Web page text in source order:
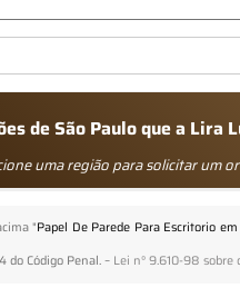
de São Paulo que a Lira
uma região para solicitar um
"Papel De Parede Para Escritorio
do Código Penal. – Lei n° 9.610-98